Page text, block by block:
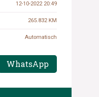
12-10-2022 20:49
265.832 KM
Automatisch
WhatsApp